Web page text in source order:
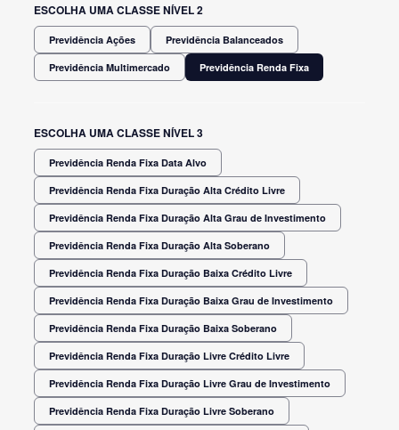
ESCOLHA UMA CLASSE NÍVEL 2
Previdência Ações Previdência Balanceados
Previdência Multimercado Previdência Renda Fixa
ESCOLHA UMA CLASSE NÍVEL 3
Previdência Renda Fixa Data Alvo
Previdência Renda Fixa Duração Alta Crédito Livre
Previdência Renda Fixa Duração Alta Grau de Investimento
Previdência Renda Fixa Duração Alta Soberano
Previdência Renda Fixa Duração Baixa Crédito Livre
Previdência Renda Fixa Duração Baixa Grau de Investimento
Previdência Renda Fixa Duração Baixa Soberano
Previdência Renda Fixa Duração Livre Crédito Livre
Previdência Renda Fixa Duração Livre Grau de Investimento
Previdência Renda Fixa Duração Livre Soberano